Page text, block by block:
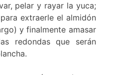
pelar y rayar la yuca;
extraerle el almidón
y finalmente amasar
redondas que serán